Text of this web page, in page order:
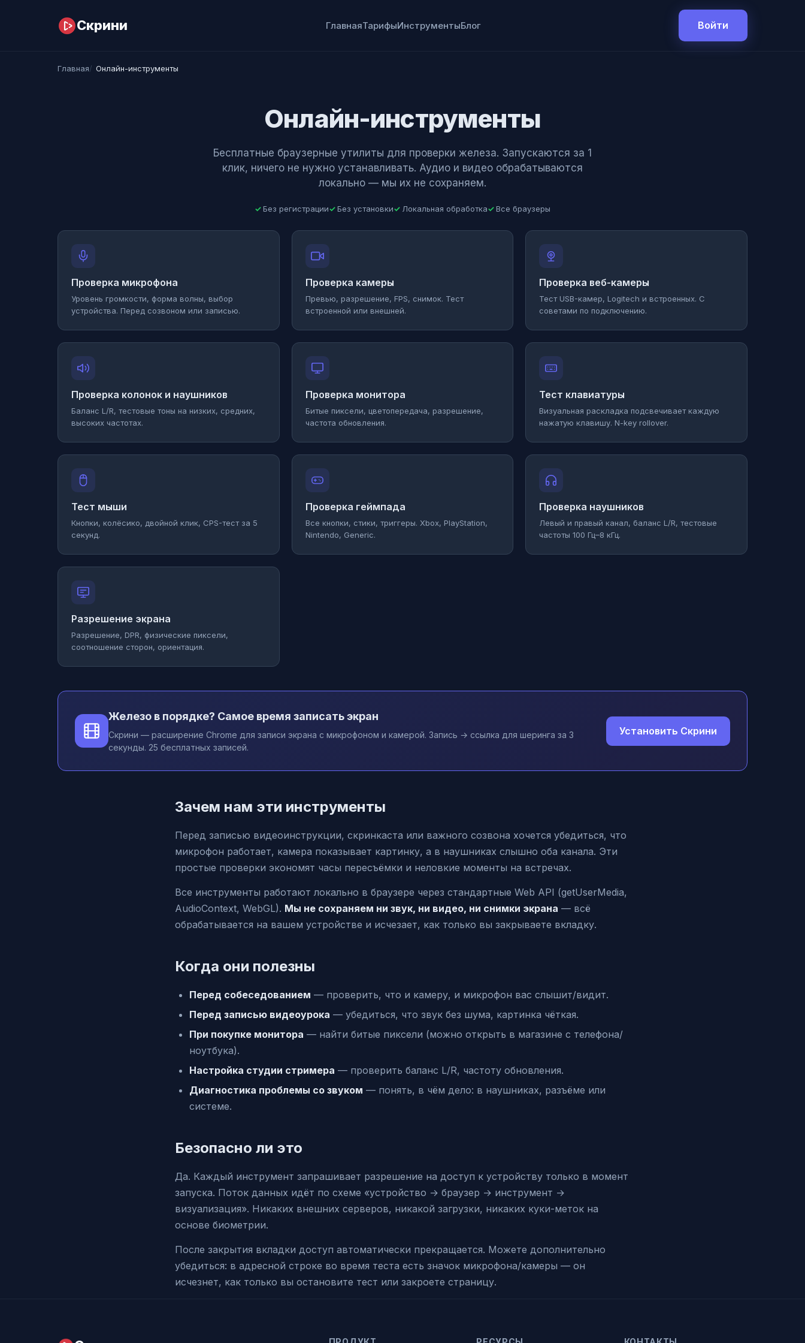
Скрини ГлавнаяТарифыИнструментыБлог Войти
Главная Онлайн-инструменты
Онлайн-инструменты
Бесплатные браузерные утилиты для проверки железа. Запускаются за 1
клик, ничего не нужно устанавливать. Аудио и видео обрабатываются
локально — мы их не сохраняем.
Без регистрации Без установки Локальная обработка Все браузеры
Проверка микрофона
Уровень громкости, форма волны, выбор
устройства. Перед созвоном или записью.
Проверка камеры
Превью, разрешение, FPS, снимок. Тест
встроенной или внешней.
Проверка веб-камеры
Тест USB-камер, Logitech и встроенных. С
советами по подключению.
Проверка колонок и наушников
Баланс L/R, тестовые тоны на низких, средних,
высоких частотах.
Проверка монитора
Битые пиксели, цветопередача, разрешение,
частота обновления.
Тест клавиатуры
Визуальная раскладка подсвечивает каждую
нажатую клавишу. N-key rollover.
Тест мыши
Кнопки, колёсико, двойной клик, CPS-тест за 5
секунд.
Проверка геймпада
Все кнопки, стики, триггеры. Xbox, PlayStation,
Nintendo, Generic.
Проверка наушников
Левый и правый канал, баланс L/R, тестовые
частоты 100 Гц–8 кГц.
Разрешение экрана
Разрешение, DPR, физические пиксели,
соотношение сторон, ориентация.
Железо в порядке? Самое время записать экран
Скрини — расширение Chrome для записи экрана с микрофоном и камерой. Запись → ссылка для шеринга за 3
секунды. 25 бесплатных записей.
Установить Скрини
Зачем нам эти инструменты
Перед записью видеоинструкции, скринкаста или важного созвона хочется убедиться, что
микрофон работает, камера показывает картинку, а в наушниках слышно оба канала. Эти
простые проверки экономят часы пересъёмки и неловкие моменты на встречах.
Все инструменты работают локально в браузере через стандартные Web API (getUserMedia,
AudioContext, WebGL). Мы не сохраняем ни звук, ни видео, ни снимки экрана — всё
обрабатывается на вашем устройстве и исчезает, как только вы закрываете вкладку.
Когда они полезны
Перед собеседованием — проверить, что и камеру, и микрофон вас слышит/видит.
Перед записью видеоурока — убедиться, что звук без шума, картинка чёткая.
При покупке монитора — найти битые пиксели (можно открыть в магазине с телефона/
ноутбука).
Настройка студии стримера — проверить баланс L/R, частоту обновления.
Диагностика проблемы со звуком — понять, в чём дело: в наушниках, разъёме или
системе.
Безопасно ли это
Да. Каждый инструмент запрашивает разрешение на доступ к устройству только в момент
запуска. Поток данных идёт по схеме «устройство → браузер → инструмент →
визуализация». Никаких внешних серверов, никакой загрузки, никаких куки-меток на
основе биометрии.
После закрытия вкладки доступ автоматически прекращается. Можете дополнительно
убедиться: в адресной строке во время теста есть значок микрофона/камеры — он
исчезнет, как только вы остановите тест или закроете страницу.